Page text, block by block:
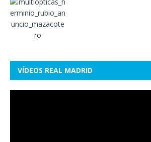
VÍDEOS REAL MADRID